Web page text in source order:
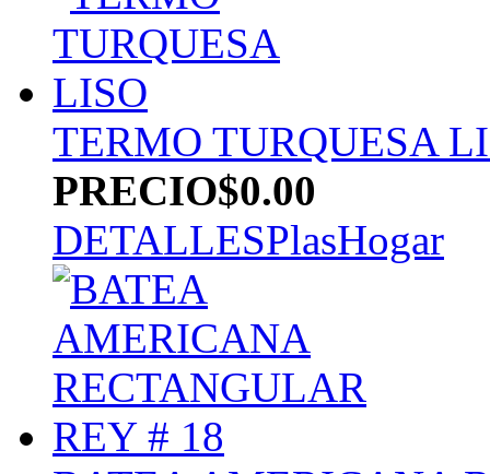
TERMO TURQUESA
PRECIO$0.00
DETALLESPlasHogar